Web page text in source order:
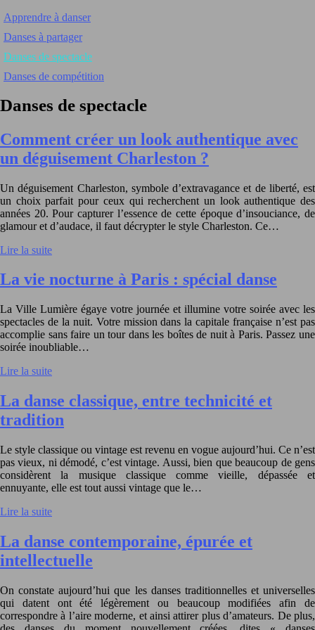
Apprendre à danser
Danses à partager
Danses de spectacle
Danses de compétition
Danses de spectacle
Comment créer un look authentique avec
un déguisement Charleston ?
Un déguisement Charleston, symbole d’extravagance et de liberté, est
un choix parfait pour ceux qui recherchent un look authentique des
années 20. Pour capturer l’essence de cette époque d’insouciance, de
glamour et d’audace, il faut décrypter le style Charleston. Ce…
Lire la suite
La vie nocturne à Paris : spécial danse
La Ville Lumière égaye votre journée et illumine votre soirée avec les
spectacles de la nuit. Votre mission dans la capitale française n’est pas
accomplie sans faire un tour dans les boîtes de nuit à Paris. Passez une
soirée inoubliable…
Lire la suite
La danse classique, entre technicité et
tradition
Le style classique ou vintage est revenu en vogue aujourd’hui. Ce n’est
pas vieux, ni démodé, c’est vintage. Aussi, bien que beaucoup de gens
considèrent la musique classique comme vieille, dépassée et
ennuyante, elle est tout aussi vintage que le…
Lire la suite
La danse contemporaine, épurée et
intellectuelle
On constate aujourd’hui que les danses traditionnelles et universelles
qui datent ont été légèrement ou beaucoup modifiées afin de
correspondre à l’aire moderne, et ainsi attirer plus d’amateurs. De plus,